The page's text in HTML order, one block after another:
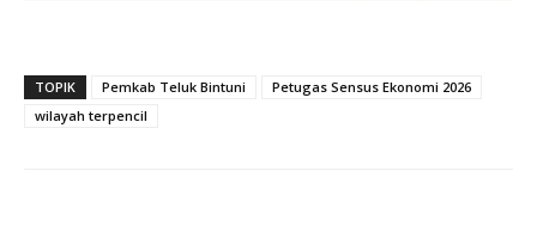
TOPIK Pemkab Teluk Bintuni
Petugas Sensus Ekonomi 2026
wilayah terpencil